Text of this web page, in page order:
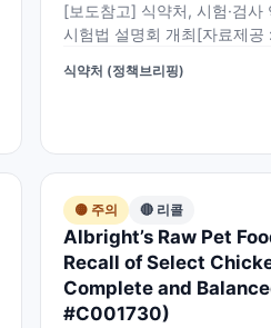
[보도참고] 식약처, 시험·검
시험법 설명회 개최[자료제
식약처 (정책브리핑)
🟡 주의 🔴 리콜
Albright’s Raw Pet
Recall of Select
Complete and
#C001730)